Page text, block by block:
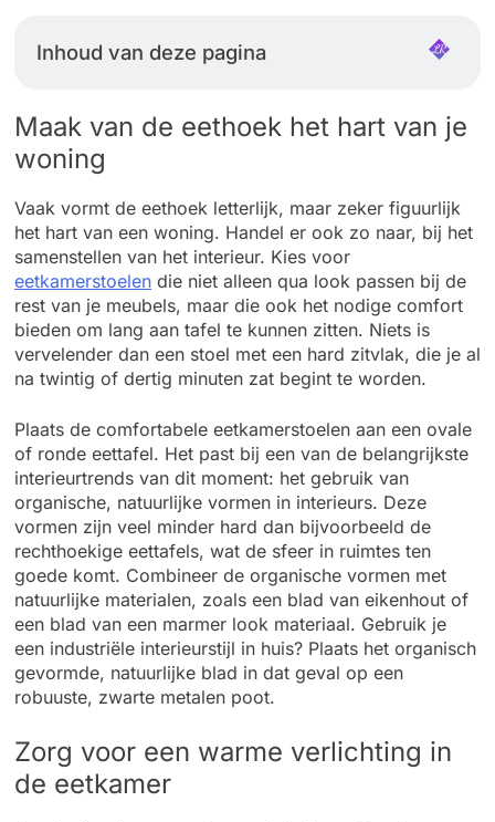
Inhoud van deze pagina
Maak van de eethoek het hart van je
woning
Vaak vormt de eethoek letterlijk, maar zeker figuurlijk
het hart van een woning. Handel er ook zo naar, bij het
samenstellen van het interieur. Kies voor
eetkamerstoelen die niet alleen qua look passen bij de
rest van je meubels, maar die ook het nodige comfort
bieden om lang aan tafel te kunnen zitten. Niets is
vervelender dan een stoel met een hard zitvlak, die je al
na twintig of dertig minuten zat begint te worden.
Plaats de comfortabele eetkamerstoelen aan een ovale
of ronde eettafel. Het past bij een van de belangrijkste
interieurtrends van dit moment: het gebruik van
organische, natuurlijke vormen in interieurs. Deze
vormen zijn veel minder hard dan bijvoorbeeld de
rechthoekige eettafels, wat de sfeer in ruimtes ten
goede komt. Combineer de organische vormen met
natuurlijke materialen, zoals een blad van eikenhout of
een blad van een marmer look materiaal. Gebruik je
een industriële interieurstijl in huis? Plaats het organisch
gevormde, natuurlijke blad in dat geval op een
robuuste, zwarte metalen poot.
Zorg voor een warme verlichting in
de eetkamer